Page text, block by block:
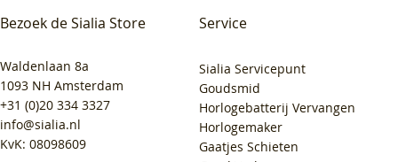
Bezoek de Sialia Store
Waldenlaan 8a
1093 NH Amsterdam
+31 (0)20 334 3327
info@sialia.nl
KvK: 08098609
Service
Sialia Servicepunt
Goudsmid
Horlogebatterij Vervangen
Horlogemaker
Gaatjes Schieten